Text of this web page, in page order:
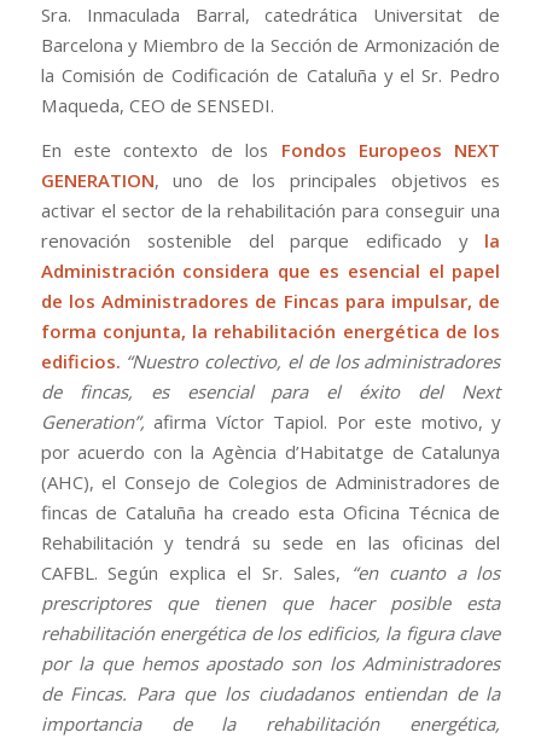
Sra. Inmaculada Barral, catedrática Universitat de
Barcelona y Miembro de la Sección de Armonización de
la Comisión de Codificación de Cataluña y el Sr. Pedro
Maqueda, CEO de SENSEDI.
En este contexto de los Fondos Europeos NEXT
GENERATION, uno de los principales objetivos es
activar el sector de la rehabilitación para conseguir una
renovación sostenible del parque edificado y la
Administración considera que es esencial el papel
de los Administradores de Fincas para impulsar, de
forma conjunta, la rehabilitación energética de los
edificios. “Nuestro colectivo, el de los administradores
de fincas, es esencial para el éxito del Next
Generation”, afirma Víctor Tapiol. Por este motivo, y
por acuerdo con la Agència d’Habitatge de Catalunya
(AHC), el Consejo de Colegios de Administradores de
fincas de Cataluña ha creado esta Oficina Técnica de
Rehabilitación y tendrá su sede en las oficinas del
CAFBL. Según explica el Sr. Sales, “en cuanto a los
prescriptores que tienen que hacer posible esta
rehabilitación energética de los edificios, la figura clave
por la que hemos apostado son los Administradores
de Fincas. Para que los ciudadanos entiendan de la
importancia de la rehabilitación energética,